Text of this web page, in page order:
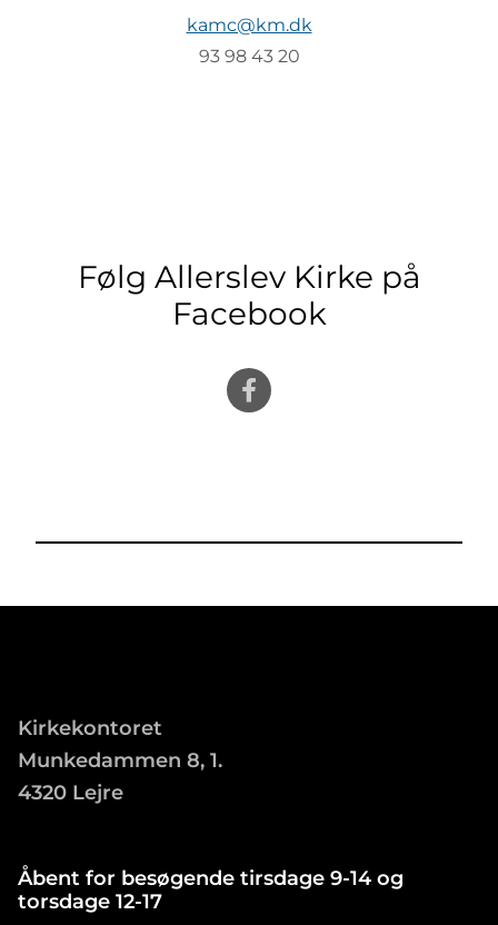
kamc@km.dk
93 98 43 20
Følg Allerslev Kirke på
Facebook
Kirkekontoret
Munkedammen 8, 1.
4320 Lejre
Åbent for besøgende tirsdage 9-14 og
torsdage 12-17